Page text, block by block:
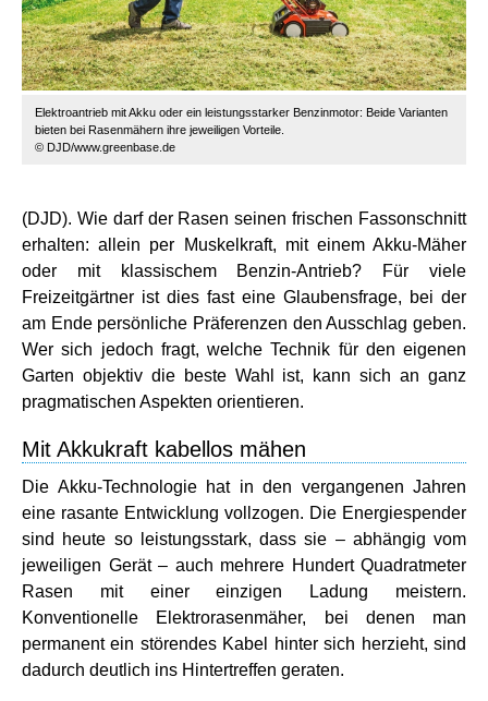
Elektroantrieb mit Akku oder ein leistungsstarker Benzinmotor: Beide Varianten
bieten bei Rasenmähern ihre jeweiligen Vorteile.
© DJD/www.greenbase.de
(DJD). Wie darf der Rasen seinen frischen Fassonschnitt
erhalten: allein per Muskelkraft, mit einem Akku-Mäher
oder mit klassischem Benzin-Antrieb? Für viele
Freizeitgärtner ist dies fast eine Glaubensfrage, bei der
am Ende persönliche Präferenzen den Ausschlag geben.
Wer sich jedoch fragt, welche Technik für den eigenen
Garten objektiv die beste Wahl ist, kann sich an ganz
pragmatischen Aspekten orientieren.
Mit Akkukraft kabellos mähen
Die Akku-Technologie hat in den vergangenen Jahren
eine rasante Entwicklung vollzogen. Die Energiespender
sind heute so leistungsstark, dass sie – abhängig vom
jeweiligen Gerät – auch mehrere Hundert Quadratmeter
Rasen mit einer einzigen Ladung meistern.
Konventionelle Elektrorasenmäher, bei denen man
permanent ein störendes Kabel hinter sich herzieht, sind
dadurch deutlich ins Hintertreffen geraten.